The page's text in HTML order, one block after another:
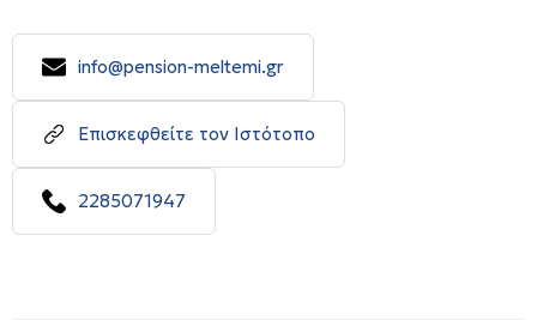
info@pension-meltemi.gr
Επισκεφθείτε τον Ιστότοπο
2285071947